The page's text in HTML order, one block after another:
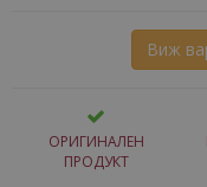
Виж
ОРИГИНАЛЕН
ПРОДУКТ